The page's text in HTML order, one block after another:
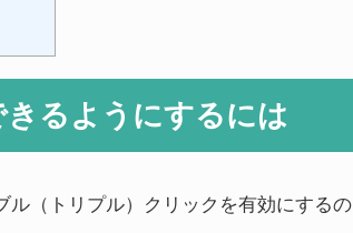
るようにするには
ル（トリプル）クリックを有効にするの